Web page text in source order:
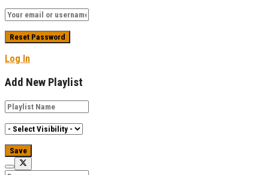
Log In
Add New Playlist